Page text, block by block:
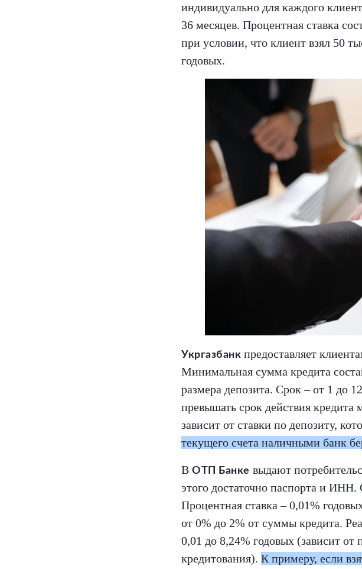
индивидуально для каждого
36 месяцев. Процентная ставка
при условии, что клиент взял 50
годовых.
Укргазбанк предоставляет
Минимальная сумма кредита
размера депозита. Срок – от 1 до
превышать срок действия
зависит от ставки по депозиту,
текущего счета наличными банк
В ОТП Банке выдают
этого достаточно паспорта и ИНН.
Процентная ставка – 0,01%
от 0% до 2% от суммы кредита.
0,01 до 8,24% годовых (зависит
кредитования). К примеру, если